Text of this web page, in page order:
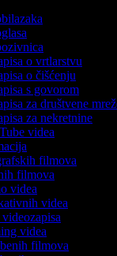
o vrtlarstvu
o čišćenju
s govorom
za društvene
za nekretnine
videa
filmova
filmova
videa
videa
videa
filmova